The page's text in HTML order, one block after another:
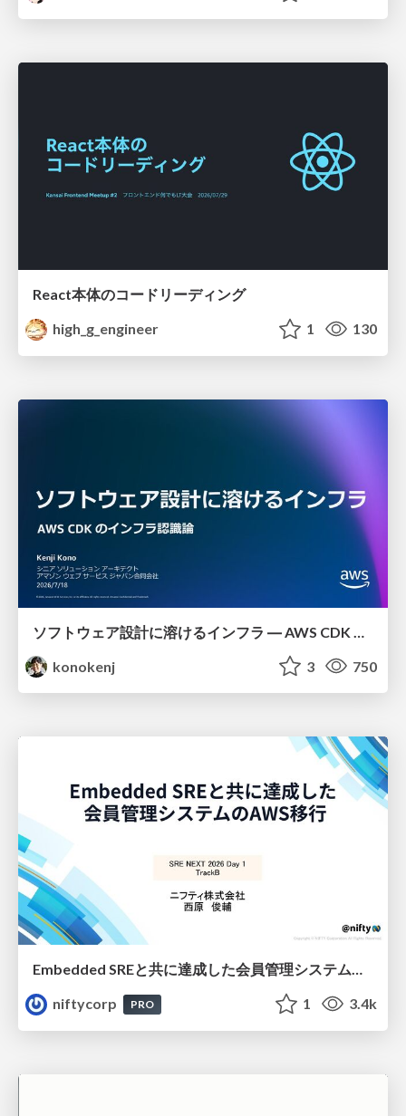
React本体のコードリーディング
high_g_engineer
1 130
konokenj
3 750
Embedded SREと共に達成した会員管理システムのAWS移行 - SRE NEXT 2026 ランチスポンサーセッション
niftycorp
PRO 1 3.4k